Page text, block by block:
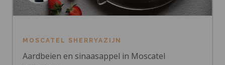
MOSCATEL SHERRYAZIJN
Aardbeien en sinaasappel in Moscatel